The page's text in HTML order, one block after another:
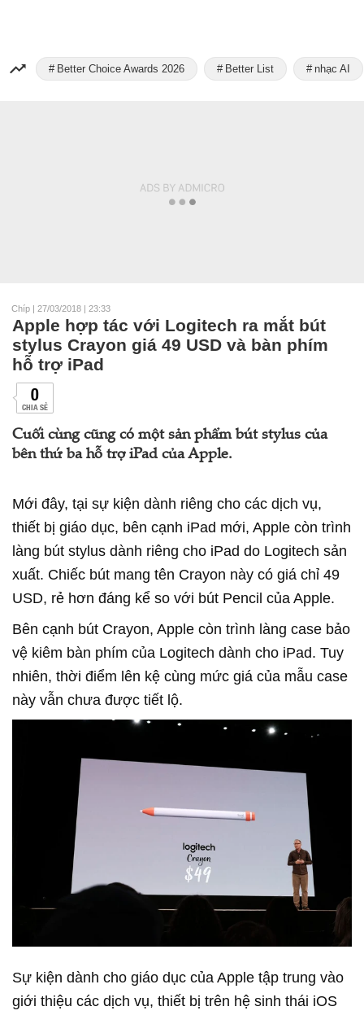
Better Choice Awards 2026 Better List nhạc AI
Chíp | 27/03/2018 | 23:33
Apple hợp tác với Logitech ra mắt bút
stylus Crayon giá 49 USD và bàn phím
hỗ trợ iPad
0
CHIA SẺ
Cuối cùng cũng có một sản phẩm bút stylus của
bên thứ ba hỗ trợ iPad của Apple.
Mới đây, tại sự kiện dành riêng cho các dịch vụ,
thiết bị giáo dục, bên cạnh iPad mới, Apple còn trình
làng bút stylus dành riêng cho iPad do Logitech sản
xuất. Chiếc bút mang tên Crayon này có giá chỉ 49
USD, rẻ hơn đáng kể so với bút Pencil của Apple.
Bên cạnh bút Crayon, Apple còn trình làng case bảo
vệ kiêm bàn phím của Logitech dành cho iPad. Tuy
nhiên, thời điểm lên kệ cùng mức giá của mẫu case
này vẫn chưa được tiết lộ.
Sự kiện dành cho giáo dục của Apple tập trung vào
giới thiệu các dịch vụ, thiết bị trên hệ sinh thái iOS